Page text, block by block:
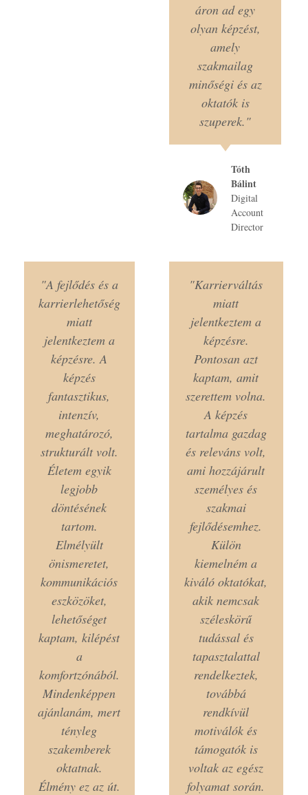
áron ad egy
olyan képzést,
amely
szakmailag
minőségi és az
oktatók is
szuperek."
Tóth
Bálint
Digital
Account
Director
"A fejlődés és a
karrierlehetőség
miatt
jelentkeztem a
képzésre. A
képzés
fantasztikus,
intenzív,
meghatározó,
strukturált volt.
Életem egyik
legjobb
döntésének
tartom.
Elmélyült
önismeretet,
kommunikációs
eszközöket,
lehetőséget
kaptam, kilépést
a
komfortzónából.
Mindenképpen
ajánlanám, mert
tényleg
szakemberek
oktatnak.
Élmény ez az út.
"Karrierváltás
miatt
jelentkeztem a
képzésre.
Pontosan azt
kaptam, amit
szerettem volna.
A képzés
tartalma gazdag
és releváns volt,
ami hozzájárult
személyes és
szakmai
fejlődésemhez.
Külön
kiemelném a
kiváló oktatókat,
akik nemcsak
széleskörű
tudással és
tapasztalattal
rendelkeztek,
továbbá
rendkívül
motiválók és
támogatók is
voltak az egész
folyamat során.